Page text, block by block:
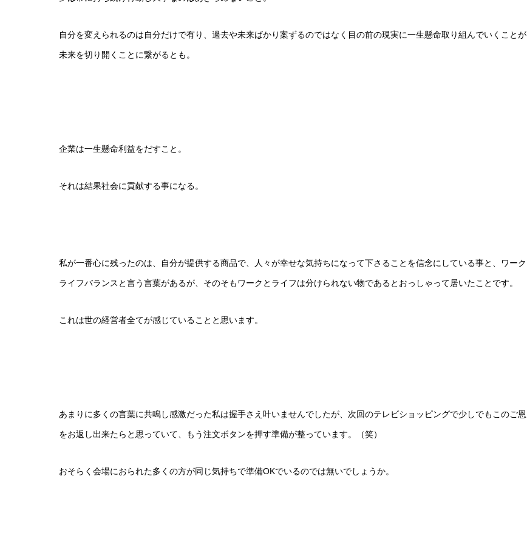
自分を変えられるのは自分だけで有り、過去や未来ばかり案ずるのではなく目の前の現実に一生懸命取り組んでいくことが
未来を切り開くことに繋がるとも。
企業は一生懸命利益をだすこと。
それは結果社会に貢献する事になる。
私が一番心に残ったのは、自分が提供する商品で、人々が幸せな気持ちになって下さることを信念にしている事と、ワーク
ライフバランスと言う言葉があるが、そのそもワークとライフは分けられない物であるとおっしゃって居いたことです。
これは世の経営者全てが感じていることと思います。
あまりに多くの言葉に共鳴し感激だった私は握手さえ叶いませんでしたが、次回のテレビショッピングで少しでもこのご恩
をお返し出来たらと思っていて、もう注文ボタンを押す準備が整っています。（笑）
おそらく会場におられた多くの方が同じ気持ちで準備OKでいるのでは無いでしょうか。